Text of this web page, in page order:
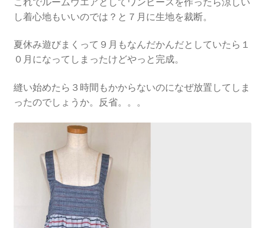
し着心地もいいのでは？と７月に生地を裁断。
夏休み遊びまくって９月もなんだかんだとしていたら１
０月になってしまったけどやっと完成。
縫い始めたら３時間もかからないのになぜ放置してしま
ったのでしょうか。反省。。。